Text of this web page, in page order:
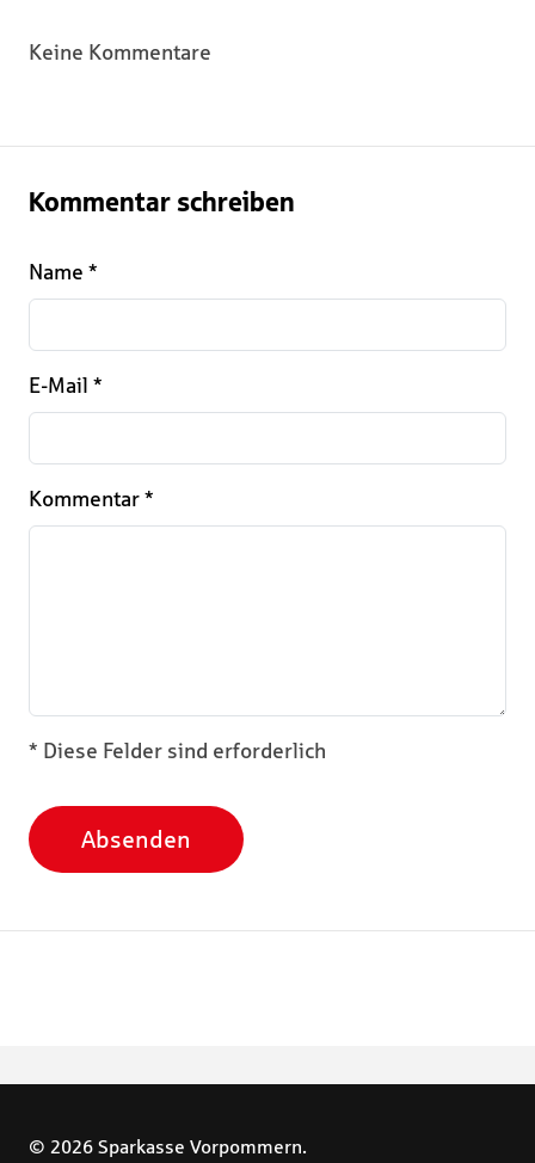
Keine Kommentare
Kommentar schreiben
Name *
E-Mail *
Kommentar *
* Diese Felder sind erforderlich
Absenden
© 2026 Sparkasse Vorpommern.